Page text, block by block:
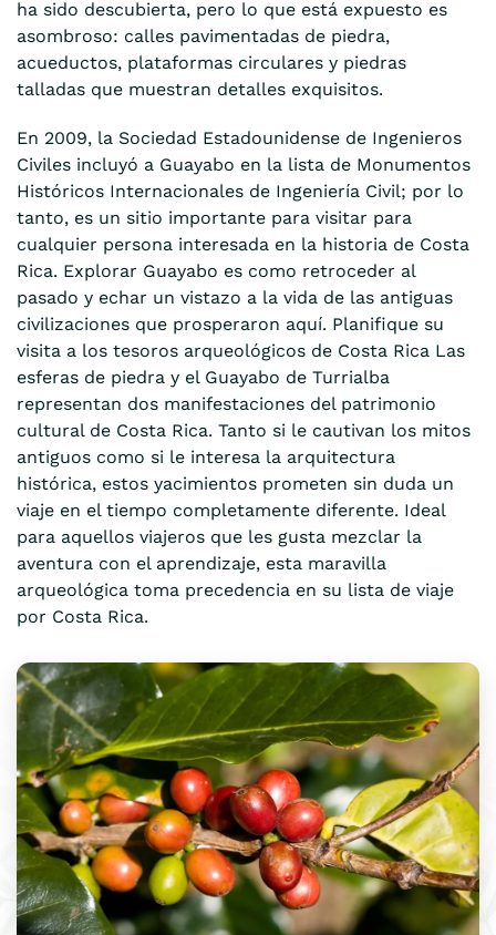
ha sido descubierta, pero lo que está expuesto es
asombroso: calles pavimentadas de piedra,
acueductos, plataformas circulares y piedras
talladas que muestran detalles exquisitos.
En 2009, la Sociedad Estadounidense de Ingenieros
Civiles incluyó a Guayabo en la lista de Monumentos
Históricos Internacionales de Ingeniería Civil; por lo
tanto, es un sitio importante para visitar para
cualquier persona interesada en la historia de Costa
Rica. Explorar Guayabo es como retroceder al
pasado y echar un vistazo a la vida de las antiguas
civilizaciones que prosperaron aquí. Planifique su
visita a los tesoros arqueológicos de Costa Rica Las
esferas de piedra y el Guayabo de Turrialba
representan dos manifestaciones del patrimonio
cultural de Costa Rica. Tanto si le cautivan los mitos
antiguos como si le interesa la arquitectura
histórica, estos yacimientos prometen sin duda un
viaje en el tiempo completamente diferente. Ideal
para aquellos viajeros que les gusta mezclar la
aventura con el aprendizaje, esta maravilla
arqueológica toma precedencia en su lista de viaje
por Costa Rica.